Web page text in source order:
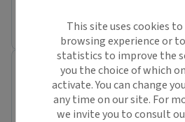
mercredi 12
Cabinet médical de La
Cabinet médical
9 Boulevard Bernard Verlynde
44690 La Haie-Fouassière
This site uses cookies
browsing experience or
statistics to improve the
you the choice of which
activate. You can change
any time on our site. For
we invite you to consult